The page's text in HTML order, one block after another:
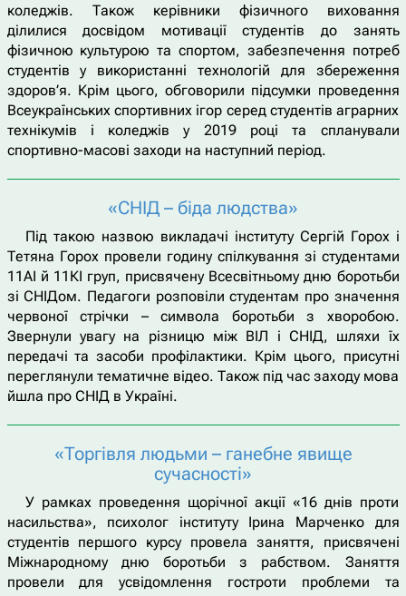
коледжів. Також керівники фізичного виховання
ділилися досвідом мотивації студентів до занять
фізичною культурою та спортом, забезпечення потреб
студентів у використанні технологій для збереження
здоров’я. Крім цього, обговорили підсумки проведення
Всеукраїнських спортивних ігор серед студентів аграрних
технікумів і коледжів у 2019 році та спланували
спортивно-масові заходи на наступний період.
«СНІД – біда людства»
Під такою назвою викладачі інституту Сергій Горох і
Тетяна Горох провели годину спілкування зі студентами
11АІ й 11КІ груп, присвячену Всесвітньому дню боротьби
зі СНІДом. Педагоги розповіли студентам про значення
червоної стрічки – символа боротьби з хворобою.
Звернули увагу на різницю між ВІЛ і СНІД, шляхи їх
передачі та засоби профілактики. Крім цього, присутні
переглянули тематичне відео. Також під час заходу мова
йшла про СНІД в Україні.
«Торгівля людьми – ганебне явище
сучасності»
У рамках проведення щорічної акції «16 днів проти
насильства», психолог інституту Ірина Марченко для
студентів першого курсу провела заняття, присвячені
Міжнародному дню боротьби з рабством. Заняття
провели для усвідомлення гостроти проблеми та